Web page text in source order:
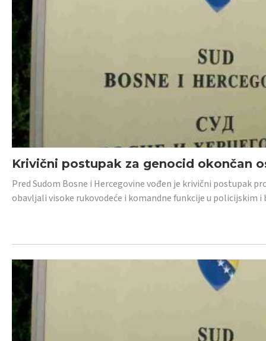
Krivični postupak za genocid okončan
Pred Sudom Bosne i Hercegovine vođen je krivični postupak
obavljali visoke rukovodeće i komandne funkcije u policijskim